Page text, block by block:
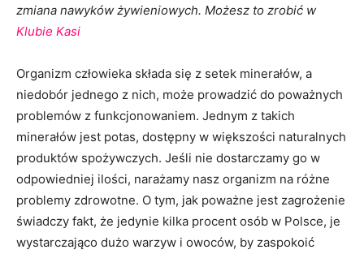
zmiana nawyków żywieniowych. Możesz to zrobić w
Klubie Kasi
Organizm człowieka składa się z setek minerałów, a
niedobór jednego z nich, może prowadzić do poważnych
problemów z funkcjonowaniem. Jednym z takich
minerałów jest potas, dostępny w większości naturalnych
produktów spożywczych. Jeśli nie dostarczamy go w
odpowiedniej ilości, narażamy nasz organizm na różne
problemy zdrowotne. O tym, jak poważne jest zagrożenie
świadczy fakt, że jedynie kilka procent osób w Polsce, je
wystarczająco dużo warzyw i owoców, by zaspokoić